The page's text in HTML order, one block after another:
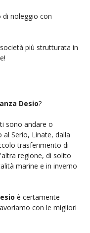
di noleggio con
più strutturata in
Desio?
sono andare o
Serio, Linate, dalla
trasferimento di
regione, di solito
marine e in inverno
è certamente
con le migliori